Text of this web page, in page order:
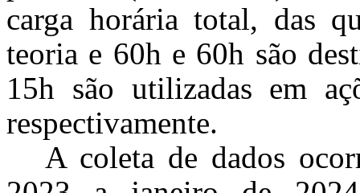
carga horária total, das
teoria e 60h e 60h são
15h são utilizadas em
respectivamente.
A coleta de dados